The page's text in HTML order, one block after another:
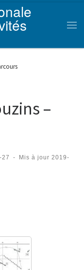
–
27 - Mis à jour 2019-